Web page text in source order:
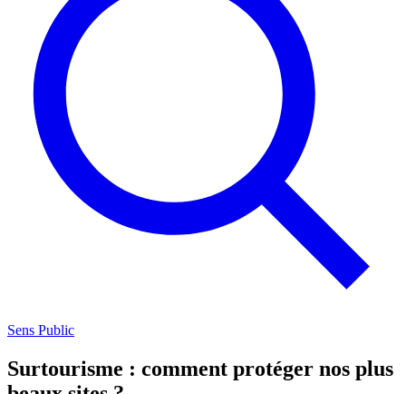
Sens Public
Surtourisme : comment protéger nos plus